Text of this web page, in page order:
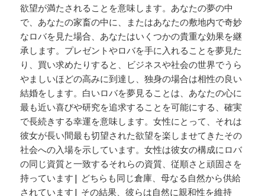
欲望が満たされることを意味します。あなたの夢の中
で、あなたの家畜の中に、またはあなたの敷地内で奇妙
なロバを見た場合、あなたはいくつかの貴重な効果を継
承します。プレゼントやロバを手に入れることを夢見た
り、買い求めたりすると、ビジネスや社会の世界でうら
やましいほどの高みに到達し、独身の場合は相性の良い
結婚をします。白いロバを夢見ることは、あなたの心に
最も近い喜びや研究を追求することを可能にする、確実
で長続きする幸運を意味します。女性にとって、それは
彼女が長い間最も切望された欲望を楽しませてきたその
社会への入場を示しています。女性は彼女の構成にロバ
の同じ資質と一致するそれらの資質、従順さと頑固さを
持っています| どちらも同じ倉庫、母なる自然から供給
されています| その結果、彼らは自然に親和性を維持